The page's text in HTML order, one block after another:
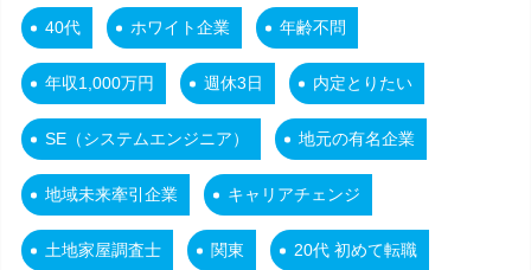
40代 ホワイト企業 年齢不問
年収1,000万円 週休3日 内定とりたい
SE（システムエンジニア） 地元の有名企業
地域未来牽引企業 キャリアチェンジ
土地家屋調査士 関東 20代 初めて転職